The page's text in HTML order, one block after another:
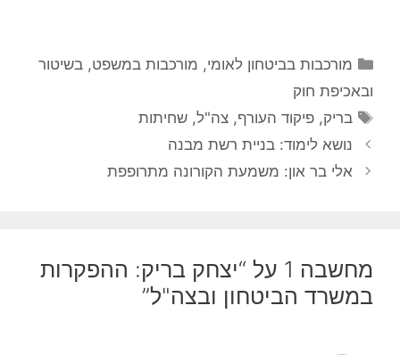
קטגוריות
מורכבות בביטחון לאומי, מורכבות במשפט, בשיטור
ובאכיפת חוק
תגיות
בריק,פיקוד העורף,צה"ל,שחיתות
נושא לימוד: בניית רשת מבנה
אלי בר און: משמעת הקורונה מתרופפת
מחשבה 1 על “יצחק בריק: ההפקרות
במשרד הביטחון ובצה"ל”